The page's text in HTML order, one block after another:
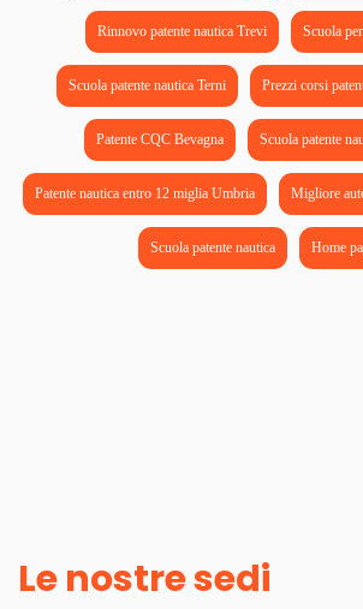
Rinnovo patente nautica Trevi Scuola
Scuola patente nautica Terni Prezzi corsi
Patente CQC Bevagna Scuola patente
Patente nautica entro 12 miglia Umbria Migliore
Scuola patente nautica Home
Le nostre sedi